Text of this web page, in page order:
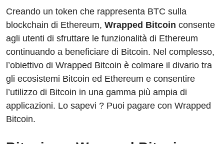
Creando un token che rappresenta BTC sulla
blockchain di Ethereum, Wrapped Bitcoin consente
agli utenti di sfruttare le funzionalità di Ethereum
continuando a beneficiare di Bitcoin. Nel complesso,
l’obiettivo di Wrapped Bitcoin è colmare il divario tra
gli ecosistemi Bitcoin ed Ethereum e consentire
l’utilizzo di Bitcoin in una gamma più ampia di
applicazioni. Lo sapevi ? Puoi pagare con Wrapped
Bitcoin.